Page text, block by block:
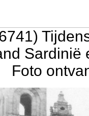
Sardinië
Foto